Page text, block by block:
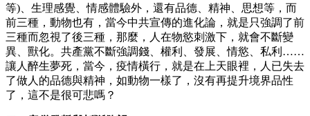
等)、生理感覺、情感體驗外，還有品德、精神、思想等，而
前三種，動物也有，當今中共宣傳的進化論，就是只強調了前
三種而忽視了後三種，那麼，人在物慾刺激下，就會不斷變
異、獸化。共產黨不斷強調錢、權利、發展、情慾、私利……
讓人醉生夢死，當今，疫情橫行，就是在上天眼裡，人已失去
了做人的品德與精神，如動物一樣了，沒有再提升境界品性
了，這不是很可悲嗎？